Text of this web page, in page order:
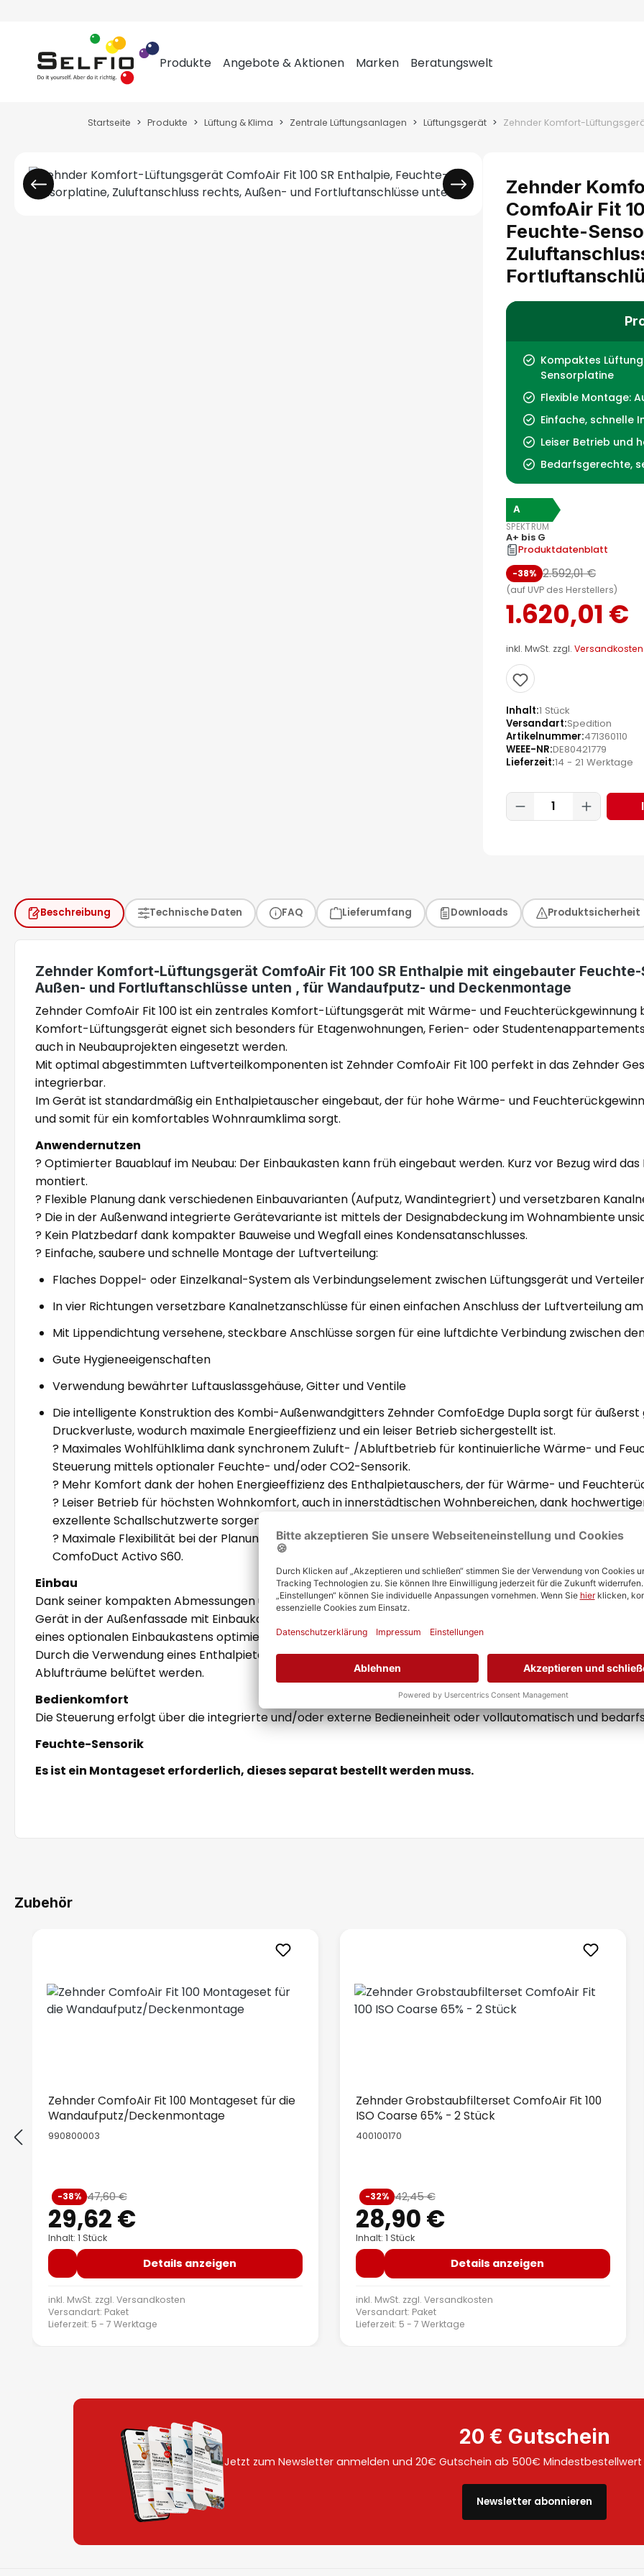
Produkte Angebote & Aktionen Marken Beratungswelt
Startseite Produkte Lüftung & Klima Zentrale Lüftungsanlagen Lüftungsgerät
Zehnder
ComfoAir Fit
Feuchte-
Kompaktes
Sensorplatine
Flexible Montage:
Einfache, schnelle
Leiser Betrieb und
Bedarfsgerechte,
A
SPEKTRUM
A+ bis G
Produktdatenblatt
-38% 2.592,01 €
(auf UVP des Herstellers)
1.620,01 €
inkl. MwSt. zzgl. Versandkosten
Inhalt 1 Stück
Versandart Spedition
Artikelnummer 471360110
WEEE-NR DE80421779
Lieferzeit 14 - 21 Werktage
Produkt
Beschreibung Technische Daten FAQ Lieferumfang Downloads Produktsicherheit
Zehnder Komfort-Lüftungsgerät ComfoAir Fit 100 SR Enthalpie mit eingebauter
Außen- und Fortluftanschlüsse unten , für Wandaufputz- und Deckenmontage
Zehnder ComfoAir Fit 100 ist ein zentrales Komfort-Lüftungsgerät mit Wärme- und
Komfort-Lüftungsgerät eignet sich besonders für Etagenwohnungen, Ferien- oder
auch in Neubauprojekten eingesetzt werden.
Mit optimal abgestimmten Luftverteilkomponenten ist Zehnder ComfoAir Fit 100 perfekt in das Zehnder
integrierbar.
Im Gerät ist standardmäßig ein Enthalpietauscher eingebaut, der für hohe Wärme- und
und somit für ein komfortables Wohnraumklima sorgt.
Anwendernutzen
? Optimierter Bauablauf im Neubau: Der Einbaukasten kann früh eingebaut werden. Kurz vor Bezug wird
montiert.
? Flexible Planung dank verschiedenen Einbauvarianten (Aufputz, Wandintegriert) und versetzbaren
? Die in der Außenwand integrierte Gerätevariante ist mittels der Designabdeckung im Wohnambiente
? Kein Platzbedarf dank kompakter Bauweise und Wegfall eines Kondensatanschlusses.
? Einfache, saubere und schnelle Montage der Luftverteilung:
Flaches Doppel- oder Einzelkanal-System als Verbindungselement zwischen Lüftungsgerät und Verteiler
In vier Richtungen versetzbare Kanalnetzanschlüsse für einen einfachen Anschluss der Luftverteilung
Mit Lippendichtung versehene, steckbare Anschlüsse sorgen für eine luftdichte Verbindung zwischen
Gute Hygieneeigenschaften
Verwendung bewährter Luftauslassgehäuse, Gitter und Ventile
Die intelligente Konstruktion des Kombi-Außenwandgitters Zehnder ComfoEdge Dupla sorgt für
Druckverluste, wodurch maximale Energieeffizienz und ein leiser Betrieb sichergestellt ist.
? Maximales Wohlfühlklima dank synchronem Zuluft- /Abluftbetrieb für kontinuierliche Wärme- und
Steuerung mittels optionaler Feuchte- und/oder CO2-Sensorik.
? Mehr Komfort dank der hohen Energieeffizienz des Enthalpietauschers, der für Wärme- und
? Leiser Betrieb für höchsten Wohnkomfort, auch in innerstädtischen Wohnbereichen, dank
exzellente Schallschutzwerte sorgen.
? Maximale Flexibilität bei der Planung dank optionaler Ergänzung durch weitere Lüftungsgerate im
ComfoDuct Activo S60.
Einbau
Dank seiner kompakten Abmessungen und flexiblen Montage- und Anschlussmöglichkeiten ist Zehnder
Gerät in der Außenfassade mit Einbaukasten oder auf dem Balkon im Wärmedämmverbundsystem*
eines optionalen Einbaukastens optimiert.
Durch die Verwendung eines Enthalpietauschers ist kein Kondensatanschluss am Gerät notwendig. Durch
Ablufträume belüftet werden.
Bedienkomfort
Die Steuerung erfolgt über die integrierte und/oder externe Bedieneinheit oder vollautomatisch und
Feuchte-Sensorik
Es ist ein Montageset erforderlich, dieses separat bestellt werden muss.
Zubehör
Zehnder ComfoAir Fit 100 Montageset für die
Wandaufputz/Deckenmontage
990800003
Verkaufspreis:
29,62 €
Regulärer Preis:
47,60 €
-38%
Inhalt: 1 Stück
Details anzeigen
inkl. MwSt. zzgl. Versandkosten
Versandart: Paket
Lieferzeit: 5 - 7 Werktage
Zehnder Grobstaubfilterset ComfoAir Fit 100
ISO Coarse 65% - 2 Stück
400100170
Verkaufspreis:
28,90 €
Regulärer Preis:
42,45 €
-32%
Inhalt: 1 Stück
Details anzeigen
inkl. MwSt. zzgl. Versandkosten
Versandart: Paket
Lieferzeit: 5 - 7 Werktage
Zehnder Hygiene Filterset für ComfoAir Fit 100
20 € Gutschein
Jetzt zum Newsletter anmelden und 20€ Gutschein ab 500€
Newsletter abonnieren